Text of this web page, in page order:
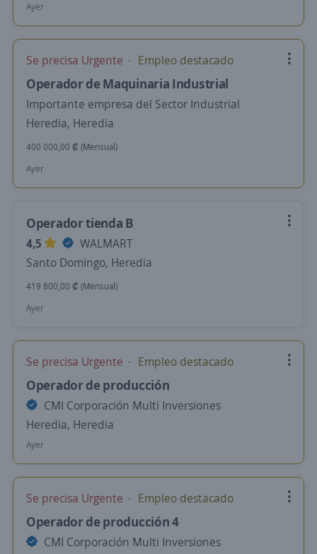
Ayer
Se precisa Urgente Empleo destacado
Operador de Maquinaria Industrial
Importante empresa del Sector Industrial
Heredia, Heredia
400 000,00 ₡ (Mensual)
Ayer
Operador tienda B
4,5
WALMART
Santo Domingo, Heredia
419 800,00 ₡ (Mensual)
Ayer
Se precisa Urgente Empleo destacado
Operador de producción
CMI Corporación Multi Inversiones
Heredia, Heredia
Ayer
Se precisa Urgente Empleo destacado
Operador de producción 4
CMI Corporación Multi Inversiones